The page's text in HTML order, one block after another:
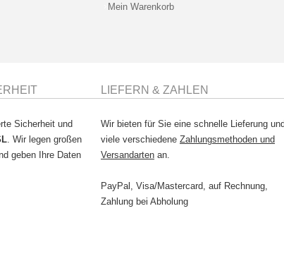
Mein Warenkorb
Sicherheit und
. Wir legen großen
geben Ihre Daten
LIEFERN & ZAHLEN
Wir bieten für Sie eine schnelle Lieferung
viele verschiedene Zahlungsmethoden und
Versandarten an.
PayPal, Visa/Mastercard, auf Rechnung,
Zahlung bei Abholung